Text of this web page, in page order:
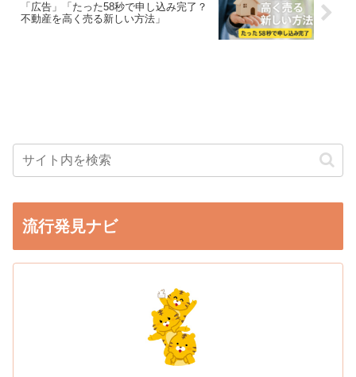
「広告」「たった58秒で申し込み完了？
不動産を高く売る新しい方法」
流行発見ナビ